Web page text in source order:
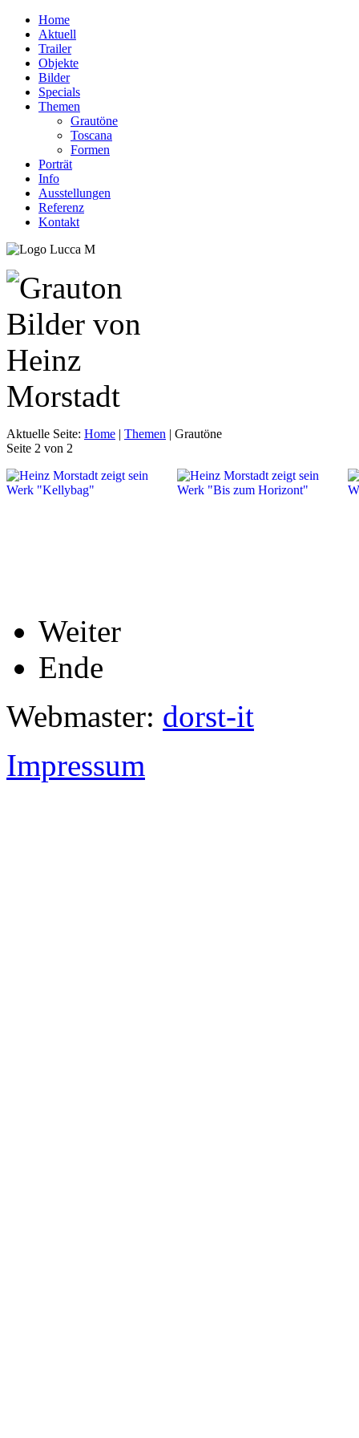
Home
Aktuell
Trailer
Objekte
Bilder
Specials
Themen
Grautöne
Toscana
Formen
Porträt
Info
Ausstellungen
Referenz
Kontakt
Aktuelle Seite: Home | Themen | Grautöne
Seite 2 von 2
Weiter
Ende
Webmaster: dorst-it
Impressum